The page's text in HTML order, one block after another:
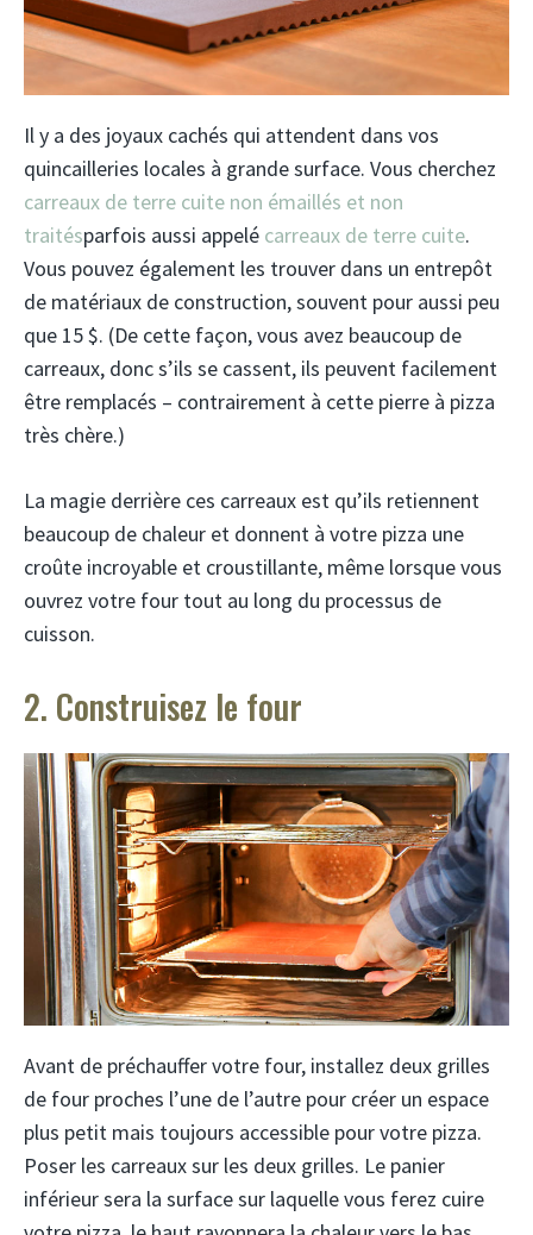
Il y a des joyaux cachés qui attendent dans vos
quincailleries locales à grande surface. Vous cherchez
carreaux de terre cuite non émaillés et non
traitésparfois aussi appelé carreaux de terre cuite.
Vous pouvez également les trouver dans un entrepôt
de matériaux de construction, souvent pour aussi peu
que 15 $. (De cette façon, vous avez beaucoup de
carreaux, donc s’ils se cassent, ils peuvent facilement
être remplacés – contrairement à cette pierre à pizza
très chère.)
La magie derrière ces carreaux est qu’ils retiennent
beaucoup de chaleur et donnent à votre pizza une
croûte incroyable et croustillante, même lorsque vous
ouvrez votre four tout au long du processus de
cuisson.
2. Construisez le four
Avant de préchauffer votre four, installez deux grilles
de four proches l’une de l’autre pour créer un espace
plus petit mais toujours accessible pour votre pizza.
Poser les carreaux sur les deux grilles. Le panier
inférieur sera la surface sur laquelle vous ferez cuire